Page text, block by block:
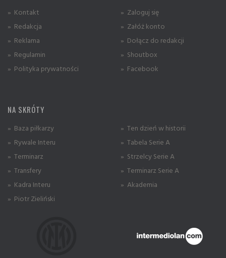
» Kontakt
» Redakcja
» Reklama
» Regulamin
» Polityka prywatności
» Zaloguj się
» Załóż konto
» Dołącz do redakcji
» Shoutbox
» Facebook
NA SKRÓTY
» Baza piłkarzy
» Rywale Interu
» Terminarz
» Transfery
» Kadra Interu
» Piotr Zieliński
» Ten dzień w historii
» Tabela Serie A
» Strzelcy Serie A
» Terminarz Serie A
» Akademia